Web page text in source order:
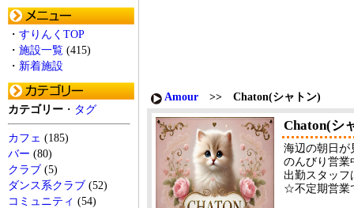
・ すりんくTOP
・ 施設一覧 (415)
・ 新着施設
カテゴリー ・ タグ
カフェ (185)
バー (80)
クラブ (5)
ダンス系クラブ (52)
コミュニティ (54)
Amour >> Chaton(シャトン)
Chaton(シ
海辺の朝日
のんびり営
出勤スタッ
☆不定期営業